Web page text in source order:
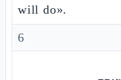
will do».
6